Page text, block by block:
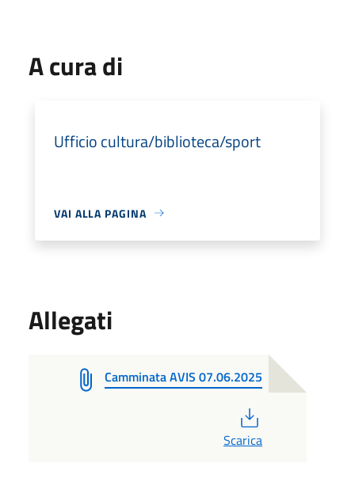
A cura di
Ufficio cultura/biblioteca/sport
VAI ALLA PAGINA
Allegati
Camminata AVIS 07.06.2025
Scarica